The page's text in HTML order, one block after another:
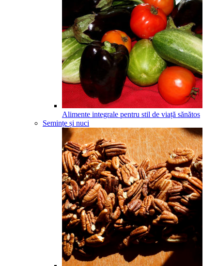
Alimente integrale pentru stil de viață sănătos
Semințe și nuci